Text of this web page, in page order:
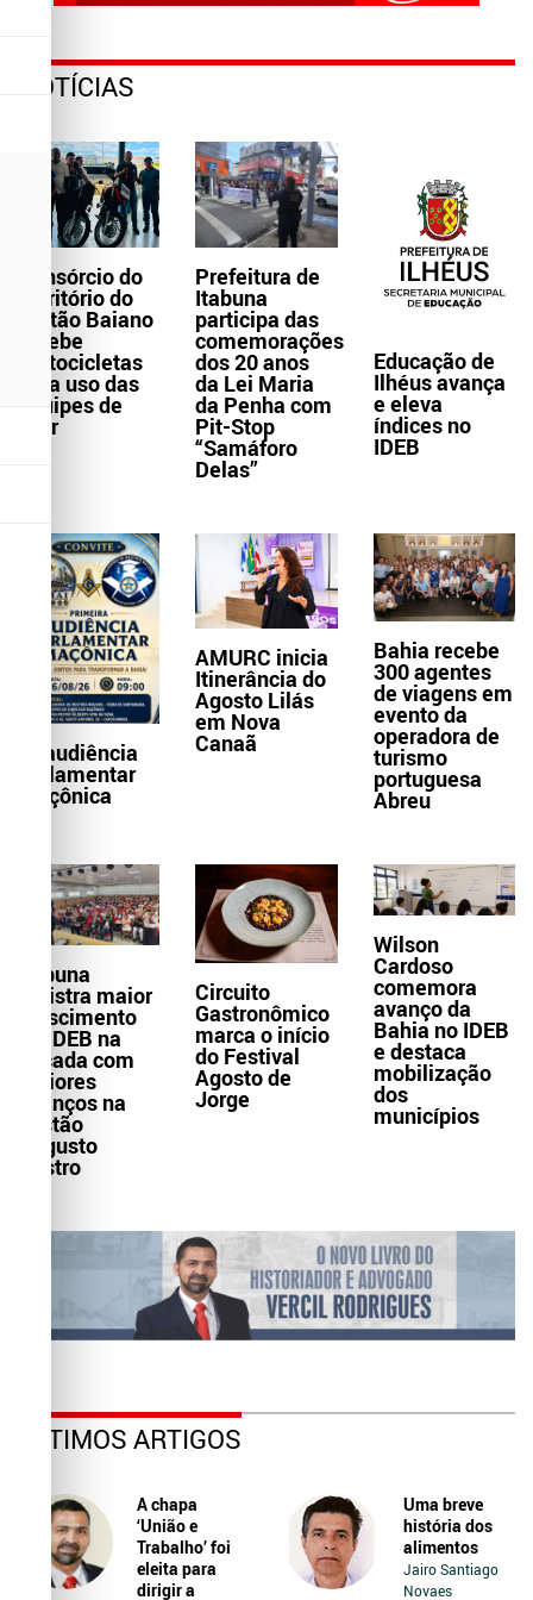
NOTÍCIAS
Consórcio do
Território do
Sertão Baiano
recebe
motocicletas
para uso das
equipes de
Ater
Prefeitura de
Itabuna
participa das
comemorações
dos 20 anos
da Lei Maria
da Penha com
Pit-Stop
“Samáforo
Delas”
Educação de
Ilhéus avança
e eleva
índices no
IDEB
1ª audiência
parlamentar
maçônica
AMURC inicia
Itinerância do
Agosto Lilás
em Nova
Canaã
Bahia recebe
300 agentes
de viagens em
evento da
operadora de
turismo
portuguesa
Abreu
Itabuna
registra maior
crescimento
do IDEB na
década com
maiores
avanços na
gestão
Augusto
Castro
Circuito
Gastronômico
marca o início
do Festival
Agosto de
Jorge
Wilson
Cardoso
comemora
avanço da
Bahia no IDEB
e destaca
mobilização
dos
municípios
ÚLTIMOS ARTIGOS
A chapa
‘União e
Trabalho’ foi
eleita para
dirigir a
Uma breve
história dos
alimentos
Jairo Santiago
Novaes